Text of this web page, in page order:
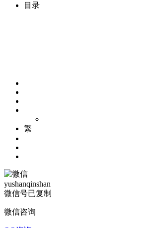
目录
繁
yushanqinshan
微信号已复制
微信咨询